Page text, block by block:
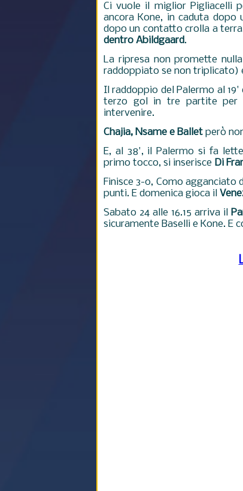
Ci vuole il miglior Pigliacelli
ancora Kone, in caduta
dopo un contatto crolla a
dentro Abildgaard.
La ripresa non promette
raddoppiato se non triplicato)
Il raddoppio del Palermo al 19'
terzo gol in tre partite per
intervenire.
Chajia, Nsame e Ballet però
E, al 38', il Palermo si fa
primo tocco, si inserisce Di
Finisce 3-0, Como
punti. E domenica gioca il
Sabato 24 alle 16.15 arriva il
sicuramente Baselli e Kone. E